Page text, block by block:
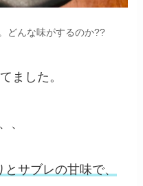
どんな味がするのか??
ました。
、
サブレの甘味で、